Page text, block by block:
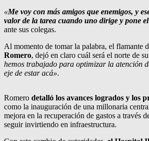
«Me voy con más amigos que enemigos, y
valor de la tarea cuando uno dirige y pone
ante sus colegas.
Al momento de tomar la palabra, el flamante
Romero, dejó en claro cuál será el norte de
hemos trabajado para optimizar la atención
eje de estar acá».
Romero detalló los avances logrados y los
como la inauguración de una millonaria
mejora en la recuperación de gastos a través
seguir invirtiendo en infraestructura.